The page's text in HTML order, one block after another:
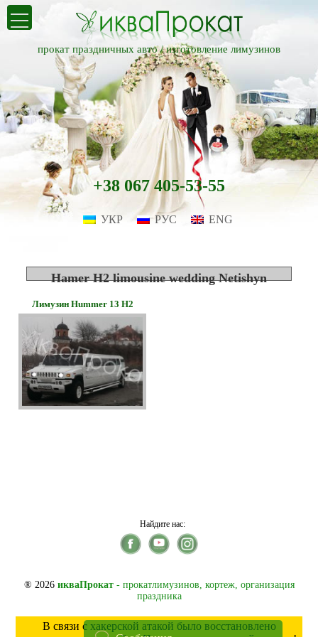
прокат праздничных авто /изготовление лимузинов
+38 067 405-53-55
УКР РУС ENG
Hamer H2 limousine wedding Netishyn
Лимузин Hummer 13 H2
Найдите нас:
® 2026 икваПрокат- прокатлимузинов, кортеж, организация
праздника
В связи с хакерской атакой было восстановлено